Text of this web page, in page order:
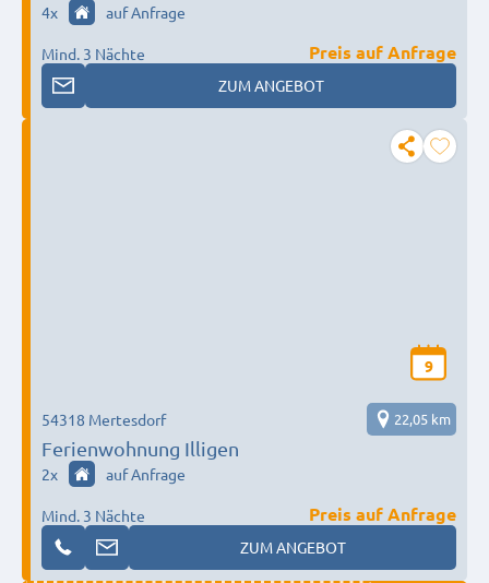
4x auf Anfrage
Mind. 3 Nächte
Preis auf Anfrage
ZUM ANGEBOT
9
Ferienwohnung Illigen
54318 Mertesdorf 22,05 km
2x auf Anfrage
Mind. 3 Nächte
Preis auf Anfrage
ZUM ANGEBOT